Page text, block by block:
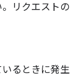
リクエストの
るときに発生